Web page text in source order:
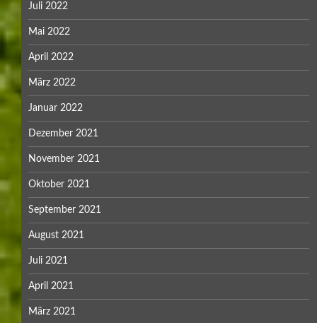
Juli 2022
Mai 2022
April 2022
März 2022
Januar 2022
Dezember 2021
November 2021
Oktober 2021
September 2021
August 2021
Juli 2021
April 2021
März 2021